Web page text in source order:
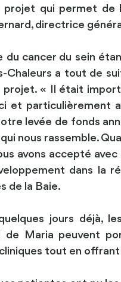
projet qui permet de
directrice
du cancer du sein
Chaleurs a tout de
projet. « Il était
et particulièrement
levée de fonds
nous rassemble.
avons accepté
dans la
de la Baie.
jours déjà,
de Maria peuvent
tout en